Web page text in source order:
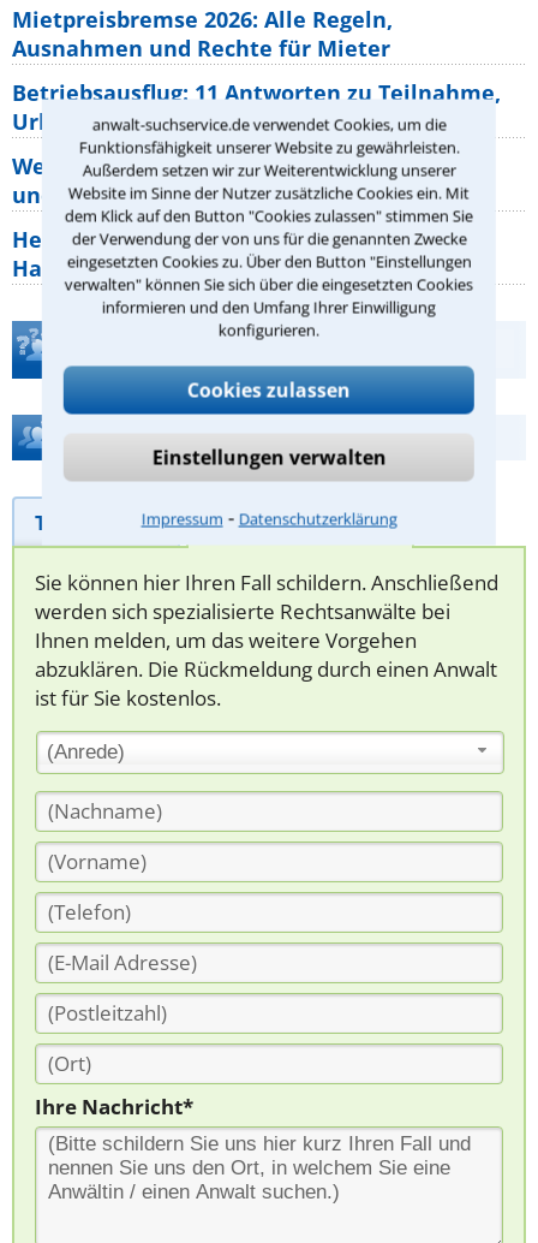
anwalt-suchservice.de verwendet Cookies, um die
Funktionsfähigkeit unserer Website zu gewährleisten.
Außerdem setzen wir zur Weiterentwicklung unserer
Website im Sinne der Nutzer zusätzliche Cookies ein. Mit
dem Klick auf den Button "Cookies zulassen" stimmen Sie
der Verwendung der von uns für die genannten Zwecke
eingesetzten Cookies zu. Über den Button "Einstellungen
verwalten" können Sie sich über die eingesetzten Cookies
informieren und den Umfang Ihrer Einwilligung
konfigurieren.
Cookies zulassen
Einstellungen verwalten
Impressum ⁃ Datenschutzerklärung
Mietpreisbremse 2026: Alle Regeln,
Ausnahmen und Rechte für Mieter
Betriebsausflug: 11 Antworten zu Teilnahme,
Urlaub, Arbeitszeit
Welche Rechte hat der Käufer eines Pferdes
und wie macht man sie
Heizungsaustausch abgesagt: Was müssen
Hauseigentümer jetzt zum Thema
Teste Dein Rechtswissen
Hilfe bei Ihrer Anwaltsuche?
Telefonhilfe Beratungsanfrage
Sie können hier Ihren Fall schildern. Anschließend
werden sich spezialisierte Rechtsanwälte bei
Ihnen melden, um das weitere Vorgehen
abzuklären. Die Rückmeldung durch einen Anwalt
ist für Sie kostenlos.
(Anrede)
Ihre Nachricht*